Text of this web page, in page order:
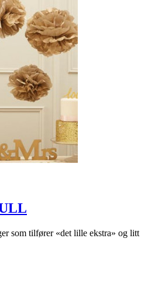
som tilfører «det lille ekstra» og litt